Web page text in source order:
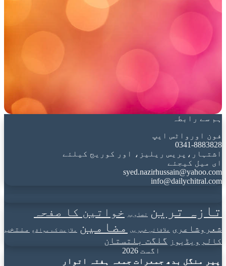
ہم سے رابطہ
فون اورواٹس ایپ
0341-8883828
اشتہار،پریس ریلیز، اور کوریج کیلئے
ای میل کیجئے
syed.nazirhussain@yahoo.com
info@dailychitral.com
تازہ ترین تصاویر خواتین کا صفحہ
شعروشاعری علاقائی خبریں مضامین ملازمت کے مواقع
منتخب
کالم ویڈیوز گلگت بلتستان
اگست 2026
پیر
منگل بدھ جمعرات جمعہ ہفتہ
اتوار